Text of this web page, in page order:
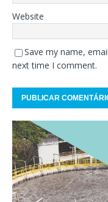
Website
Save my name,
next time I comment.